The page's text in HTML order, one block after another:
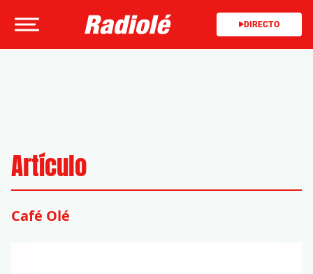
DIRECTO
Artículo
Café Olé